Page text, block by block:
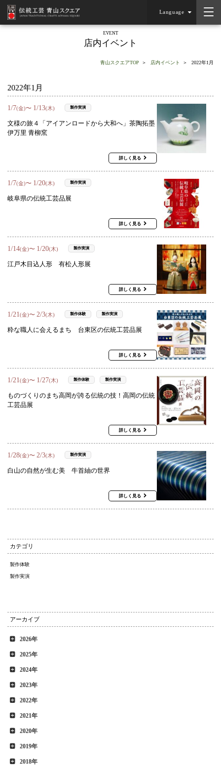
Language
EVENT
店内イベント
青山スクエアTOP 店内イベント 2022年1月
2022年1月
1/7(金)〜 1/13(木) 製作実演
文様の旅４「アイアンロードから大和へ」茶陶拓墨
伊万里 青柳窯
詳しく見る
1/7(金)〜 1/20(木) 製作実演
岐阜県の伝統工芸品展
詳しく見る
1/14(金)〜 1/20(木) 製作実演
江戸木目込人形 有松人形展
詳しく見る
1/21(金)〜 2/3(木) 製作体験 製作実演
粋な職人に会えるまち 台東区の伝統工芸品展
詳しく見る
1/21(金)〜 1/27(木) 製作体験 製作実演
ものづくりのまち高岡が誇る伝統の技！高岡の伝統
工芸品展
詳しく見る
1/28(金)〜 2/3(木) 製作実演
白山の自然が生む美 牛首紬の世界
詳しく見る
カテゴリ
製作体験
製作実演
アーカイブ
2026年
2025年
2024年
2023年
2022年
2021年
2020年
2019年
2018年